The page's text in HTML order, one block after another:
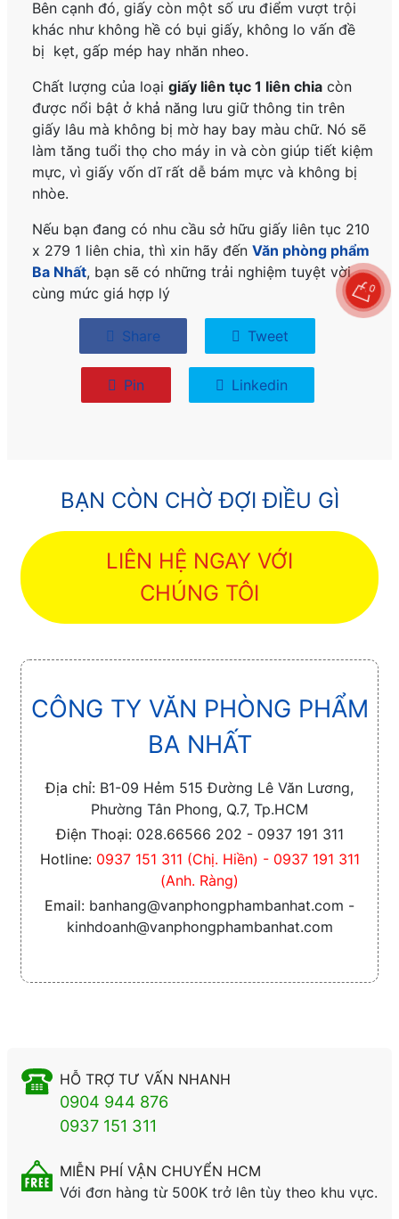
Bên cạnh đó, giấy còn một số ưu điểm vượt trội
khác như không hề có bụi giấy, không lo vấn đề
bị kẹt, gấp mép hay nhăn nheo.
Chất lượng của loạigiấy liêntục 1 liên chia còn
được nổi bật ở khả năng lưu giữ thông tin trên
giấy lâu mà không bị mờ hay bay màu chữ. Nó sẽ
làm tăng tuổi thọ cho máy in và còn giúp tiết kiệm
mực, vì giấy vốn dĩ rất dễ bám mực và không bị
nhòe.
Nếu bạn đang có nhu cầu sở hữu giấy liên tục 210
x 279 1 liên chia, thì xin hãy đếnVăn phòng phẩm
Ba Nhất, bạn sẽ có những trải nghiệm tuyệt vời
cùng mức giá hợp lý
Share Tweet
Pin Linkedin
BẠN CÒN CHỜ ĐỢI ĐIỀU GÌ
LIÊN HỆ NGAY VỚI
CHÚNG TÔI
CÔNG TY VĂN PHÒNG PHẨM
BA NHẤT
Địa chỉ: B1-09 Hẻm 515 Đường Lê Văn Lương,
Phường Tân Phong, Q.7, Tp.HCM
Điện Thoại: 028.66566 202 - 0937 191 311
Hotline: 0937 151 311 (Chị. Hiền) - 0937 191 311
(Anh. Ràng)
Email: banhang@vanphongphambanhat.com -
kinhdoanh@vanphongphambanhat.com
HỖ TRỢ TƯ VẤN NHANH
0904 944 876
0937 151 311
MIỄN PHÍ VẬN CHUYỂN HCM
Với đơn hàng từ 500K trở lên tùy theo khu vực.
0